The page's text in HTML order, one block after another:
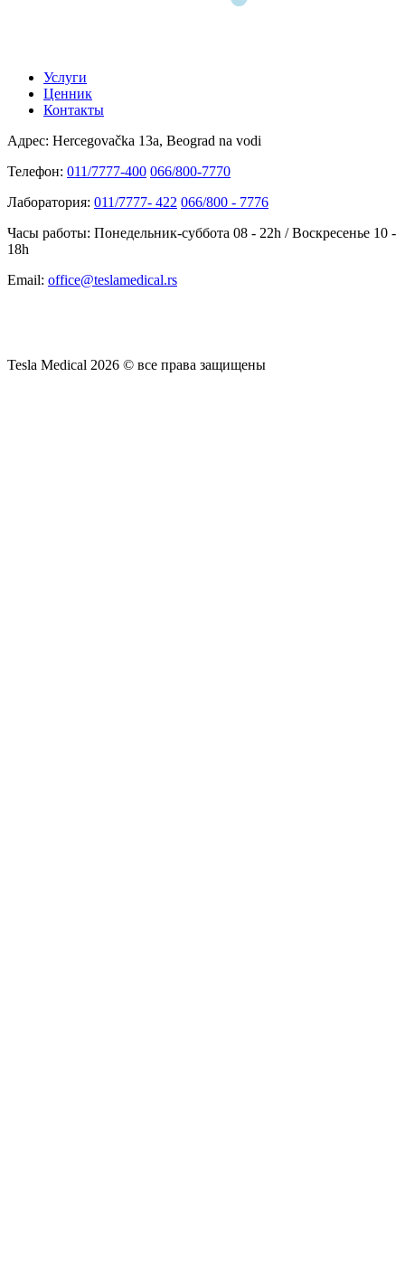
Услуги
Ценник
Контакты
Адрес: Hercegovačka 13a, Beograd na vodi
Телефон: 011/7777-400 066/800-7770
Лаборатория: 011/7777- 422 066/800 - 7776
Часы работы: Понедельник-суббота 08 - 22h / Воскресенье 10 -
18h
Email: office@teslamedical.rs
Tesla Medical 2026 © все права защищены